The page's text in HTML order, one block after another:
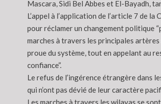
Mascara, Sidi Bel Abbes et El-Bayadh,
L’appel à l’application de l’article 7 de
pour réclamer un changement politique
marches à travers les principales
proue du système, tout en appelant au
confiance”.
Le refus de l’ingérence étrangère dans
qui n’ont pas dévié de leur caractère
Les marches à travers les wilayas se